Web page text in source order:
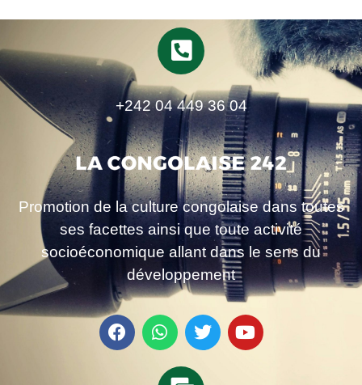
+242 04 449 36 04
Promotion de la culture congolaise dans toutes
ses facettes ainsi que toute activité
socioéconomique allant dans le sens du
développement